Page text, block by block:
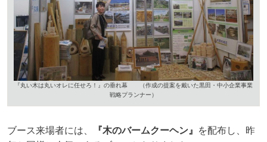
『丸い木は丸いオレに任せろ！』の垂れ幕 （作成の提案を戴いた黒田・中小企業事業
戦略プランナー）
ブース来場者には、 『木のバームクーヘン』
を配布し、昨